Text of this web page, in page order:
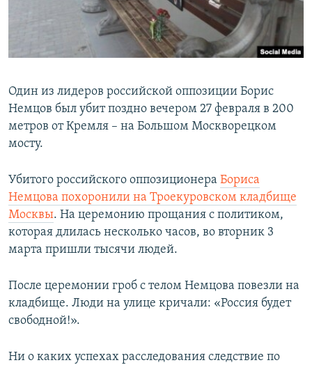
Один из лидеров российской оппозиции Борис
Немцов был убит поздно вечером 27 февраля в 200
метров от Кремля – на Большом Москворецком
мосту.
Убитого российского оппозиционера Бориса
Немцова похоронили на Троекуровском кладбище
Москвы. На церемонию прощания с политиком,
которая длилась несколько часов, во вторник 3
марта пришли тысячи людей.
После церемонии гроб с телом Немцова повезли на
кладбище. Люди на улице кричали: «Россия будет
свободной!».
Ни о каких успехах расследования следствие по